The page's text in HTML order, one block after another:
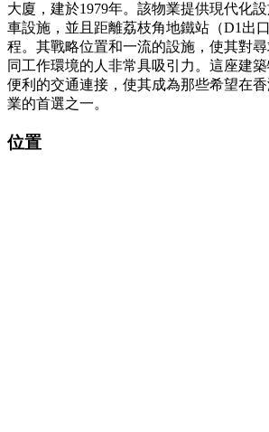
大廈，建於1979年。該物業提供現代化
車設施，並且距離荔枝角地鐵站（D1出
程。其戰略位置和一流的設施，使其對
同工作環境的人非常具吸引力。這座建
便利的交通連接，使其成為那些希望在
業的首選之一。
位置